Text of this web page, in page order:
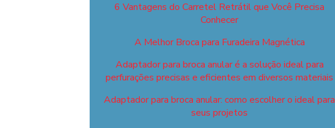
6 Vantagens do Carretel Retrátil que Você Precisa
Conhecer
A Melhor Broca para Furadeira Magnética
Adaptador para broca anular é a solução ideal para
perfurações precisas e eficientes em diversos materiais
Adaptador para broca anular: como escolher o ideal para
seus projetos